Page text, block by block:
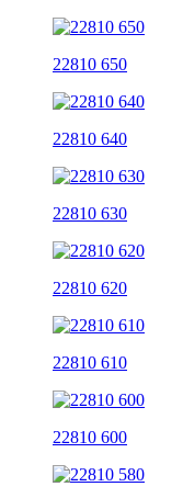
22810 650
22810 640
22810 630
22810 620
22810 610
22810 600